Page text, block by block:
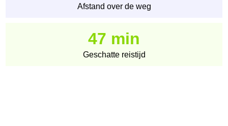
Afstand over de weg
47 min
Geschatte reistijd